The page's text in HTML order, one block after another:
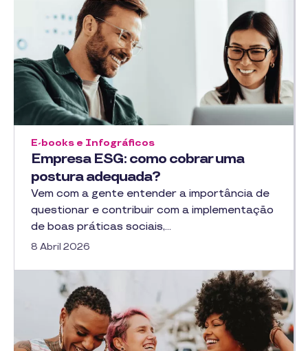
Empresa ESG: como cobrar uma
postura adequada?
E-books e Infográficos
Vem com a gente entender a importância de
questionar e contribuir com a implementação
de boas práticas sociais,…
8 Abril 2026